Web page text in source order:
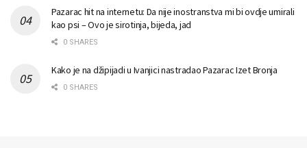
Pazarac hit na internetu: Da nije inostranstva mi bi ovdje umirali
kao psi – Ovo je sirotinja, bijeda, jad
0 SHARES
Kako je na džipijadi u Ivanjici nastradao Pazarac Izet Bronja
0 SHARES